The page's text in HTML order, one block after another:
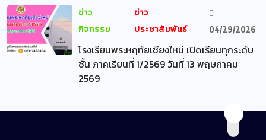
ข่าว
กิจกรรม
ข่าว
ประชาสัมพันธ์
04/29/2026
โรงเรียนพระหฤทัยเชียงใหม่ เปิดเรียนทุกระดับ
ชั้น ภาคเรียนที่ 1/2569 วันที่ 13 พฤษภาคม
2569